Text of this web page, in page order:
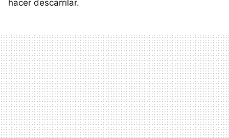
hacer descarrilar.